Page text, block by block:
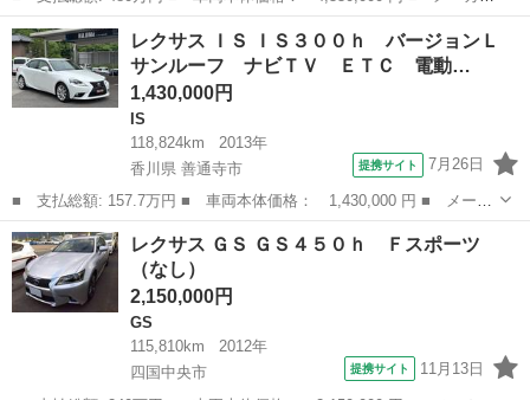
名： レクサス ■ 車種名： ＵＸ ■ グレード名： ＵＸ２５０
ｈ バージョンＬ ■ 排気量： 2000cc ■ ドア枚数： 5D ■ ミ...
愛媛 四国中央市
レクサス ＩＳ ＩＳ３００ｈ バージョンＬ
サンルーフ ナビＴＶ ＥＴＣ 電動…
1,430,000円
IS
118,824km
2013年
香川県 善通寺市
提携サイト 7月26日
■ 支払総額: 157.7万円 ■ 車両本体価格： 1,430,000 円 ■ メーカ
ー名： レクサス ■ 車種名： ＩＳ ■ グレード名： ＩＳ３００
ｈ バージョンＬ サンルーフ ナビＴＶ ＥＴＣ 電動シート バ
ックカメ...
香川 善通寺市
レクサス ＧＳ ＧＳ４５０ｈ Ｆスポーツ
（なし）
2,150,000円
GS
115,810km
2012年
四国中央市
提携サイト 11月13日